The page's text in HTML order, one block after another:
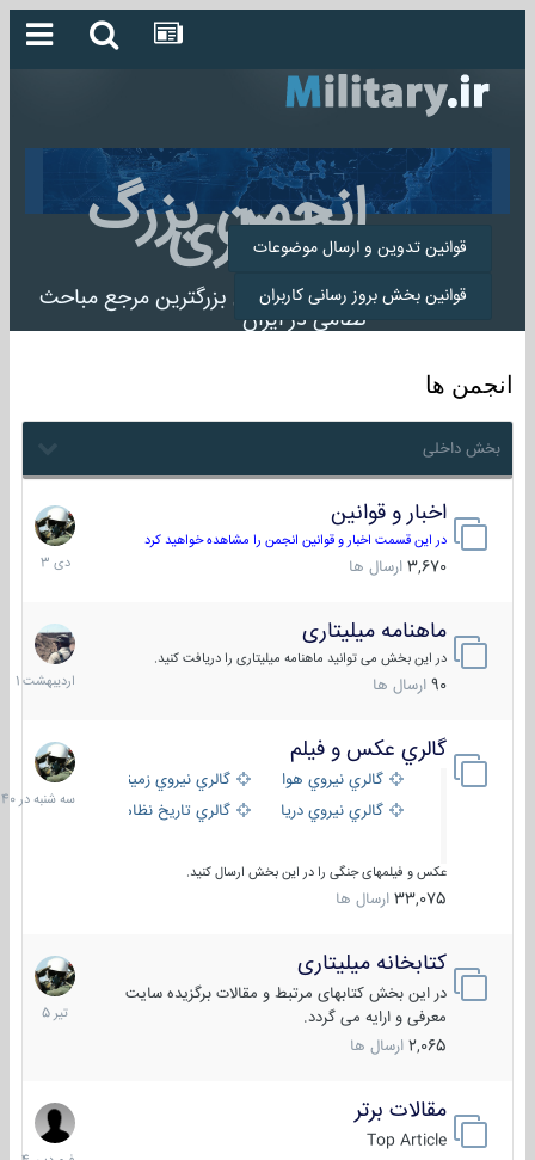
انجمن بزرگ
میلیتاری
انجمن میلیتاری بزرگترین مرجع مباحث
نظامی در ایران
قوانین تدوین و ارسال موضوعات
قوانین بخش بروز رسانی کاربران
انجمن ها
بخش داخلی
اخبار و قوانین
در این قسمت اخبار و قوانین انجمن را مشاهده خواهید کرد
3,670 ارسال ها
22
دی
1403
ماهنامه میلیتاری
در این بخش می توانید ماهنامه میلیتاری را دریافت کنید.
90 ارسال ها
30
1401
گالري عكس و فيلم
گالري نيروي هوايي
گالري نيروي زميني
گالري نيروي دريايي
گالري تاریخ نظامی
عکس و فیلمهای جنگی را در این بخش ارسال کنید.
33,075 ارسال ها
سه
شنبه
در
کتابخانه میلیتاری
در این بخش کتابهای مرتبط و مقالات برگزیده سایت
معرفی و ارایه می گردد.
2,065 ارسال ها
16
تیر
1405
مقالات برتر
Top Article
29
فروردین